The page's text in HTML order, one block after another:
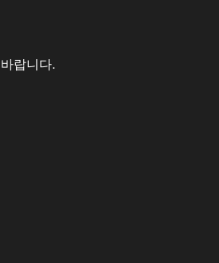
랍니다.